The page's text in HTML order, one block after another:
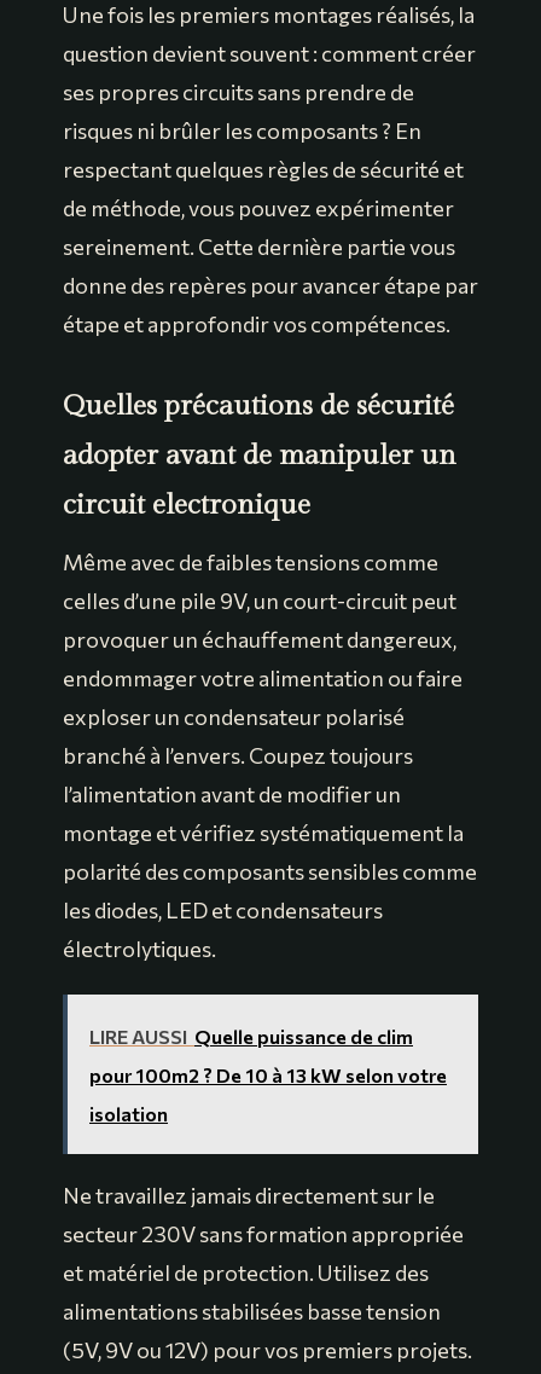
Une fois les premiers montages réalisés, la
question devient souvent : comment créer
ses propres circuits sans prendre de
risques ni brûler les composants ? En
respectant quelques règles de sécurité et
de méthode, vous pouvez expérimenter
sereinement. Cette dernière partie vous
donne des repères pour avancer étape par
étape et approfondir vos compétences.
Quelles précautions de sécurité
adopter avant de manipuler un
circuit electronique
Même avec de faibles tensions comme
celles d’une pile 9V, un court-circuit peut
provoquer un échauffement dangereux,
endommager votre alimentation ou faire
exploser un condensateur polarisé
branché à l’envers. Coupez toujours
l’alimentation avant de modifier un
montage et vérifiez systématiquement la
polarité des composants sensibles comme
les diodes, LED et condensateurs
électrolytiques.
LIRE AUSSI Quelle puissance de clim
pour 100m2 ? De 10 à 13 kW selon votre
isolation
Ne travaillez jamais directement sur le
secteur 230V sans formation appropriée
et matériel de protection. Utilisez des
alimentations stabilisées basse tension
(5V, 9V ou 12V) pour vos premiers projets.